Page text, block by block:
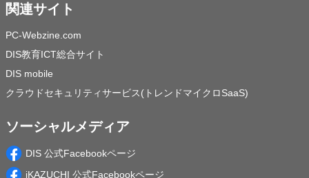
関連サイト
PC-Webzine.com
DIS教育ICT総合サイト
DIS mobile
クラウドセキュリティサービス(トレンドマイクロSaaS)
ソーシャルメディア
DIS 公式Facebookページ
iKAZUCHI 公式Facebookページ